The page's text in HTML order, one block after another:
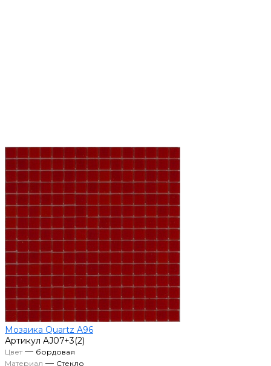
Мозаика Quartz A96
Артикул AJ07+3(2)
Цвет— бордовая
Материал — Стекло